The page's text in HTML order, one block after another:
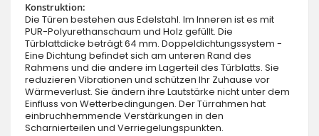
Konstruktion:
Die Türen bestehen aus Edelstahl. Im Inneren ist es mit
PUR-Polyurethanschaum und Holz gefüllt. Die
Türblattdicke beträgt 64 mm. Doppeldichtungssystem -
Eine Dichtung befindet sich am unteren Rand des
Rahmens und die andere im Lagerteil des Türblatts. Sie
reduzieren Vibrationen und schützen Ihr Zuhause vor
Wärmeverlust. Sie ändern ihre Lautstärke nicht unter dem
Einfluss von Wetterbedingungen. Der Türrahmen hat
einbruchhemmende Verstärkungen in den
Scharnierteilen und Verriegelungspunkten.